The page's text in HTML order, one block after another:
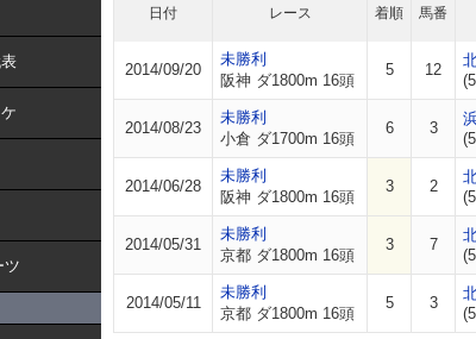
ツ
日付 レース 着順 馬番
2014/09/20
未勝利
阪神 ダ1800m 16頭
5 12
2014/08/23
未勝利
小倉 ダ1700m 16頭
6 3
2014/06/28
未勝利
阪神 ダ1800m 16頭
3 2
2014/05/31
未勝利
京都 ダ1800m 16頭
3 7
2014/05/11
未勝利
京都 ダ1800m 16頭
5 3